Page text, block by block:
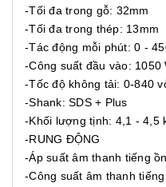
-Tối đa trong gỗ: 32mm
-Tối đa trong thép: 13mm
-Tác động mỗi phút: 0 -
-Công suất đầu vào: 1050
-Tốc độ không tải: 0-840
-Shank: SDS + Plus
-Khối lượng tịnh: 4,1 - 4,5
-RUNG ĐỘNG
-Áp suất âm thanh tiếng
-Công suất âm thanh